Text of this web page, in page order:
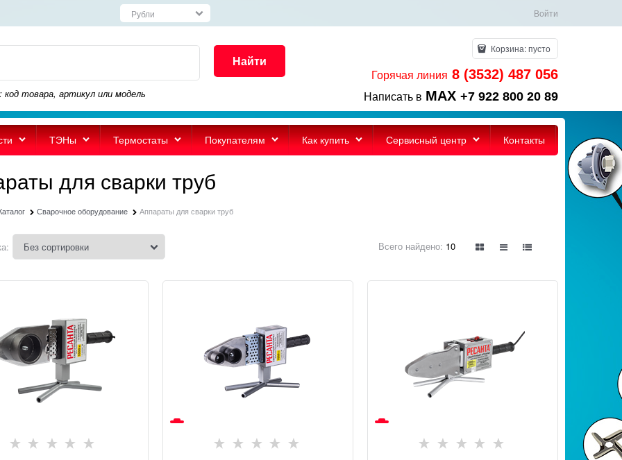
Войти
Найти
код товара, артикул или модель
Корзина:пусто
Горячая линия 8 (3532) 487 056
Написать в MAX +7 922 800 20 89
ТЭНы Термостаты Покупателям Как купить Сервисный центр Контакты
для сварки труб
Сварочное оборудование Аппараты для сварки труб
Всего найдено: 10